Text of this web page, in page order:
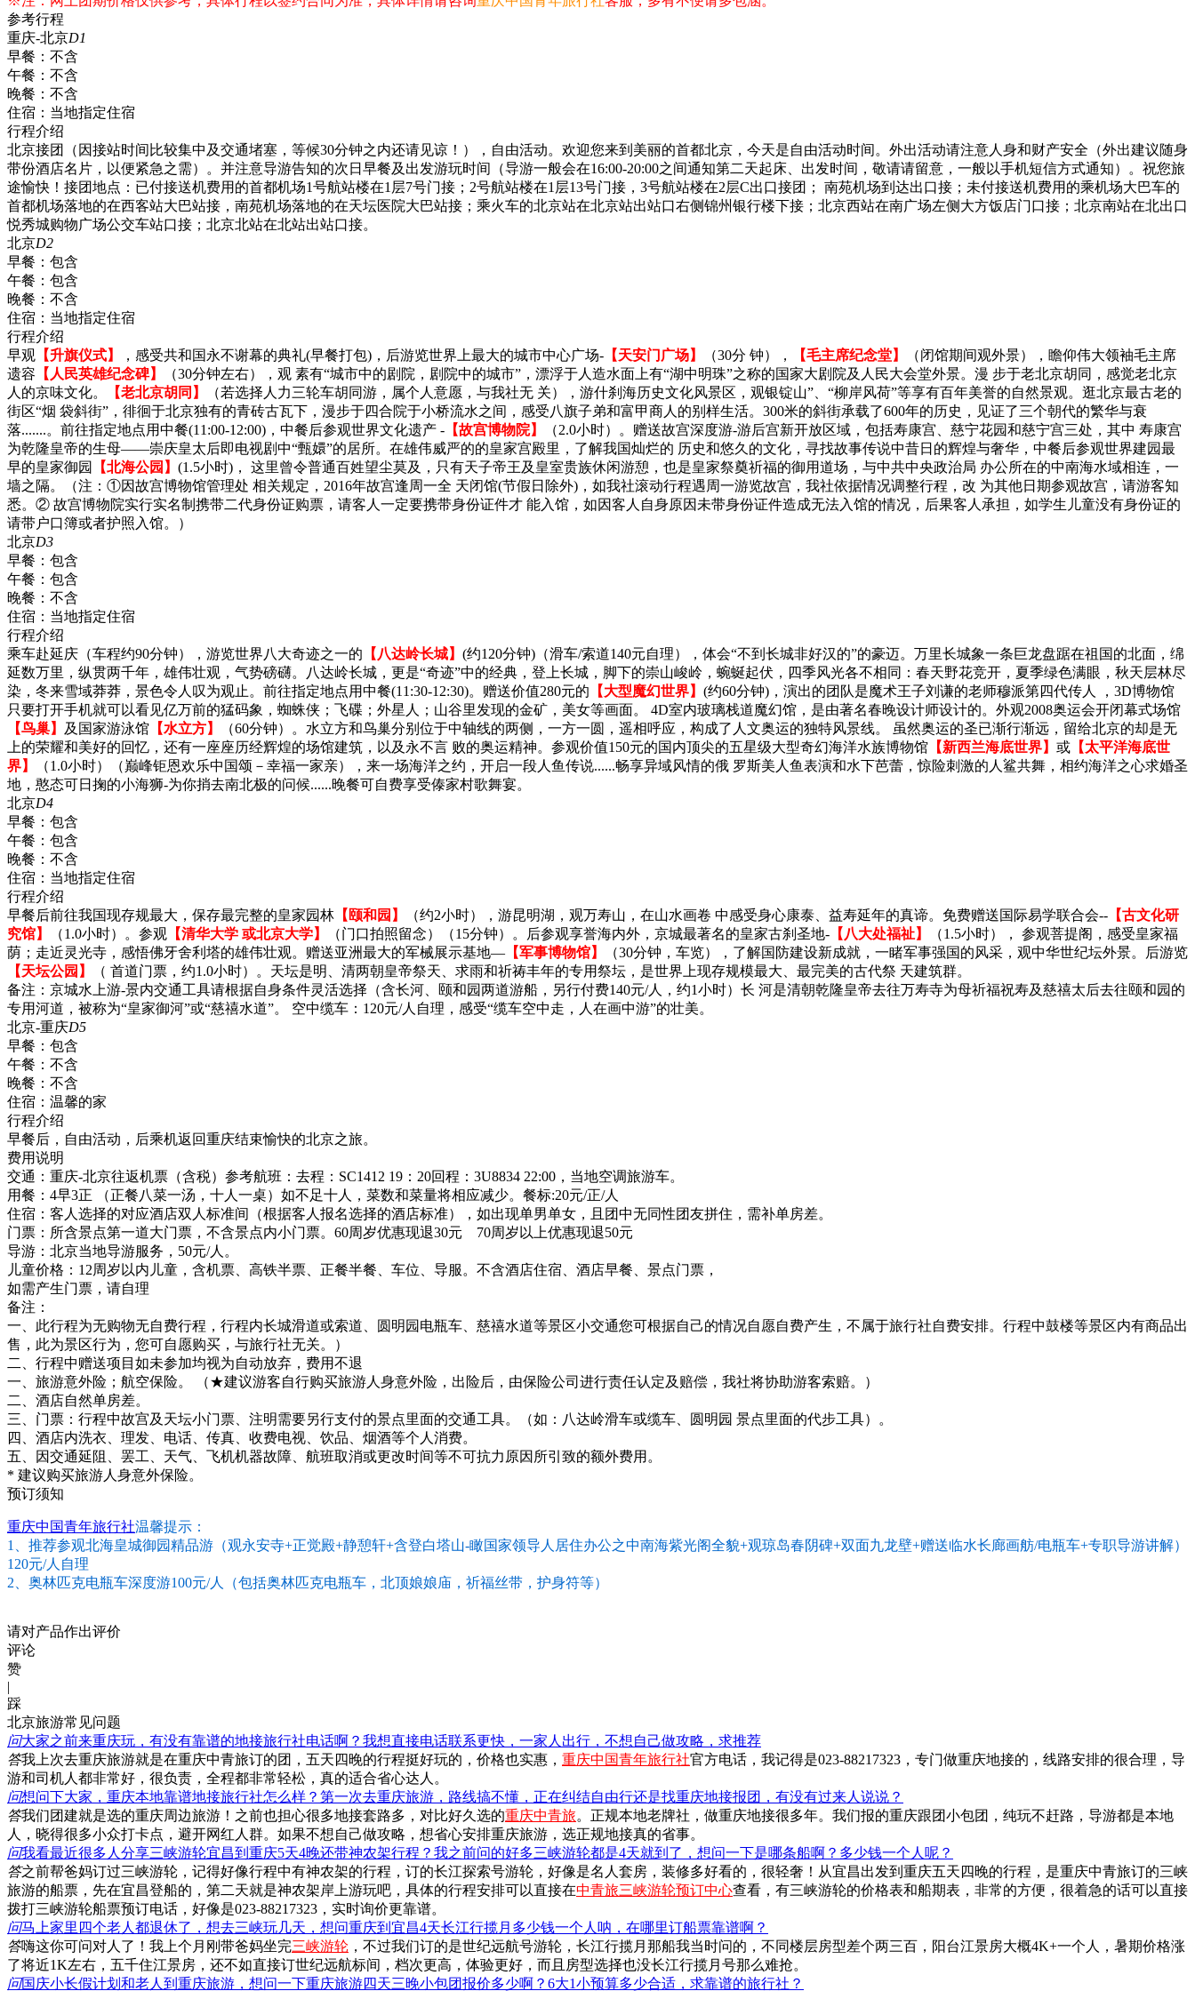
参考行程
重庆-北京D1
早餐： 不含
午餐： 不含
晚餐： 不含
住宿： 当地指定住宿
行程介绍
北京接团（因接站时间比较集中及交通堵塞，等候30分钟之内还请见谅！），自由活动。欢迎您来到美丽的首都北京，今天是自由活动时间。外出活动请注意人身和财产安全（外出建议随身
带份酒店名片，以便紧急之需）。并注意导游告知的次日早餐及出发游玩时间（导游一般会在16:00-20:00之间通知第二天起床、出发时间，敬请请留意，一般以手机短信方式通知）。祝您旅
途愉快！接团地点：已付接送机费用的首都机场1号航站楼在1层7号门接；2号航站楼在1层13号门接，3号航站楼在2层C出口接团； 南苑机场到达出口接；未付接送机费用的乘机场大巴车的
首都机场落地的在西客站大巴站接，南苑机场落地的在天坛医院大巴站接；乘火车的北京站在北京站出站口右侧锦州银行楼下接；北京西站在南广场左侧大方饭店门口接；北京南站在北出口
悦秀城购物广场公交车站口接；北京北站在北站出站口接。
北京D2
早餐： 包含
午餐： 包含
晚餐： 不含
住宿： 当地指定住宿
行程介绍
早观 【升旗仪式】 ，感受共和国永不谢幕的典礼(早餐打包)，后游览世界上最大的城市中心广场- 【天安门广场】 （30分 钟）， 【毛主席纪念堂】
（闭馆期间观外景），瞻仰伟大领袖毛主席
遗容 【人民英雄纪念碑】
（30分钟左右），观 素有“城市中的剧院，剧院中的城市”，漂浮于人造水面上有“湖中明珠”之称的国家大剧院及人民大会堂外景。漫 步于老北京胡同，感觉老北京
人的京味文化。
【老北京胡同】
（若选择人力三轮车胡同游，属个人意愿，与我社无 关），游什刹海历史文化风景区，观银锭山”、“柳岸风荷”等享有百年美誉的自然景观。逛北京最古老的
街区“烟 袋斜街”，徘徊于北京独有的青砖古瓦下，漫步于四合院于小桥流水之间，感受八旗子弟和富甲商人的别样生活。300米的斜街承载了600年的历史，见证了三个朝代的繁华与衰
落.......。前往指定地点用中餐(11:00-12:00)，中餐后参观世界文化遗产 - 【故宫博物院】
（2.0小时）。赠送故宫深度游-游后宫新开放区域，包括寿康宫、慈宁花园和慈宁宫三处，其中 寿康宫
为乾隆皇帝的生母——崇庆皇太后即电视剧中“甄嬛”的居所。在雄伟威严的的皇家宫殿里，了解我国灿烂的 历史和悠久的文化，寻找故事传说中昔日的辉煌与奢华，中餐后参观世界建园最
早的皇家御园
【北海公园】 (1.5小时)， 这里曾令普通百姓望尘莫及，只有天子帝王及皇室贵族休闲游憩，也是皇家祭奠祈福的御用道场，与中共中央政治局 办公所在的中南海水域相连，一
墙之隔。（注：①因故宫博物馆管理处 相关规定，2016年故宫逢周一全 天闭馆(节假日除外)，如我社滚动行程遇周一游览故宫，我社依据情况调整行程，改 为其他日期参观故宫，请游客知
悉。② 故宫博物院实行实名制携带二代身份证购票，请客人一定要携带身份证件才 能入馆，如因客人自身原因未带身份证件造成无法入馆的情况，后果客人承担，如学生儿童没有身份证的
请带户口簿或者护照入馆。）
北京D3
早餐： 包含
午餐： 包含
晚餐： 不含
住宿： 当地指定住宿
行程介绍
乘车赴延庆（车程约90分钟），游览世界八大奇迹之一的 【八达岭长城】 (约120分钟)（滑车/索道140元自理），体会“不到长城非好汉的”的豪迈。万里长城象一条巨龙盘踞在祖国的北面，绵
延数万里，纵贯两千年，雄伟壮观，气势磅礴。八达岭长城，更是“奇迹”中的经典，登上长城，脚下的崇山峻岭，蜿蜒起伏，四季风光各不相同：春天野花竞开，夏季绿色满眼，秋天层林尽
染，冬来雪域莽莽，景色令人叹为观止。前往指定地点用中餐(11:30-12:30)。赠送价值280元的 【大型魔幻世界】 (约60分钟)，演出的团队是魔术王子刘谦的老师穆派第四代传人 ，3D博物馆
只要打开手机就可以看见亿万前的猛码象，蜘蛛侠；飞碟；外星人；山谷里发现的金矿，美女等画面。 4D室内玻璃栈道魔幻馆，是由著名春晚设计师设计的。外观2008奥运会开闭幕式场馆
【鸟巢】
及国家游泳馆 【水立方】
（60分钟）。水立方和鸟巢分别位于中轴线的两侧，一方一圆，遥相呼应，构成了人文奥运的独特风景线。 虽然奥运的圣已渐行渐远，留给北京的却是无
上的荣耀和美好的回忆，还有一座座历经辉煌的场馆建筑，以及永不言 败的奥运精神。参观价值150元的国内顶尖的五星级大型奇幻海洋水族博物馆 【新西兰海底世界】 或 【太平洋海底世
界】
（1.0小时）（巅峰钜恩欢乐中国颂－幸福一家亲），来一场海洋之约，开启一段人鱼传说......畅享异域风情的俄 罗斯美人鱼表演和水下芭蕾，惊险刺激的人鲨共舞，相约海洋之心求婚圣
地，憨态可日掬的小海狮-为你捎去南北极的问候......晚餐可自费享受傣家村歌舞宴。
北京D4
早餐： 包含
午餐： 包含
晚餐： 不含
住宿： 当地指定住宿
行程介绍
早餐后前往我国现存规最大，保存最完整的皇家园林 【颐和园】 （约2小时），游昆明湖，观万寿山，在山水画卷 中感受身心康泰、益寿延年的真谛。免费赠送国际易学联合会-- 【古文化研
究馆】
（1.0小时）。参观 【清华大学 或北京大学】 （门口拍照留念）（15分钟）。后参观享誉海内外，京城最著名的皇家古刹圣地- 【八大处福祉】
（1.5小时）， 参观菩提阁，感受皇家福
荫；走近灵光寺，感悟佛牙舍利塔的雄伟壮观。赠送亚洲最大的军械展示基地— 【军事博物馆】
（30分钟，车览），了解国防建设新成就，一睹军事强国的风采，观中华世纪坛外景。后游览
【天坛公园】
（ 首道门票，约1.0小时）。天坛是明、清两朝皇帝祭天、求雨和祈祷丰年的专用祭坛，是世界上现存规模最大、最完美的古代祭 天建筑群。
备注：京城水上游-景内交通工具请根据自身条件灵活选择（含长河、颐和园两道游船，另行付费140元/人，约1小时）长 河是清朝乾隆皇帝去往万寿寺为母祈福祝寿及慈禧太后去往颐和园的
专用河道，被称为“皇家御河”或“慈禧水道”。 空中缆车：120元/人自理，感受“缆车空中走，人在画中游”的壮美。
北京-重庆D5
早餐： 包含
午餐： 不含
晚餐： 不含
住宿： 温馨的家
行程介绍
早餐后，自由活动，后乘机返回重庆结束愉快的北京之旅。
费用说明
交通：重庆-北京往返机票（含税）参考航班：去程：SC1412 19：20回程：3U8834 22:00，当地空调旅游车。
用餐：4早3正 （正餐八菜一汤，十人一桌）如不足十人，菜数和菜量将相应减少。餐标:20元/正/人
住宿：客人选择的对应酒店双人标准间（根据客人报名选择的酒店标准），如出现单男单女，且团中无同性团友拼住，需补单房差。
门票：所含景点第一道大门票，不含景点内小门票。60周岁优惠现退30元 70周岁以上优惠现退50元
导游：北京当地导游服务，50元/人。
儿童价格：12周岁以内儿童，含机票、高铁半票、正餐半餐、车位、导服。不含酒店住宿、酒店早餐、景点门票，
如需产生门票，请自理
备注：
一、此行程为无购物无自费行程，行程内长城滑道或索道、圆明园电瓶车、慈禧水道等景区小交通您可根据自己的情况自愿自费产生，不属于旅行社自费安排。行程中鼓楼等景区内有商品出
售，此为景区行为，您可自愿购买，与旅行社无关。）
二、行程中赠送项目如未参加均视为自动放弃，费用不退
一、旅游意外险；航空保险。 （★建议游客自行购买旅游人身意外险，出险后，由保险公司进行责任认定及赔偿，我社将协助游客索赔。）
二、酒店自然单房差。
三、门票：行程中故宫及天坛小门票、注明需要另行支付的景点里面的交通工具。（如：八达岭滑车或缆车、圆明园 景点里面的代步工具）。
四、酒店内洗衣、理发、电话、传真、收费电视、饮品、烟酒等个人消费。
五、因交通延阻、罢工、天气、飞机机器故障、航班取消或更改时间等不可抗力原因所引致的额外费用。
* 建议购买旅游人身意外保险。
预订须知
重庆中国青年旅行社温馨提示：
1、推荐参观北海皇城御园精品游（观永安寺+正觉殿+静憩轩+含登白塔山-瞰国家领导人居住办公之中南海紫光阁全貌+观琼岛春阴碑+双面九龙壁+赠送临水长廊画舫/电瓶车+专职导游讲解）
120元/人自理
2、奥林匹克电瓶车深度游100元/人（包括奥林匹克电瓶车，北顶娘娘庙，祈福丝带，护身符等）
请对产品作出评价
评论
赞
|
踩
北京旅游常见问题
问大家之前来重庆玩，有没有靠谱的地接旅行社电话啊？我想直接电话联系更快，一家人出行，不想自己做攻略，求推荐
答我上次去重庆旅游就是在重庆中青旅订的团，五天四晚的行程挺好玩的，价格也实惠， 重庆中国青年旅行社官方电话，我记得是023-88217323，专门做重庆地接的，线路安排的很合理，导
游和司机人都非常好，很负责，全程都非常轻松，真的适合省心达人。
问想问下大家，重庆本地靠谱地接旅行社怎么样？第一次去重庆旅游，路线搞不懂，正在纠结自由行还是找重庆地接报团，有没有过来人说说？
答我们团建就是选的重庆周边旅游！之前也担心很多地接套路多，对比好久选的重庆中青旅。正规本地老牌社，做重庆地接很多年。我们报的重庆跟团小包团，纯玩不赶路，导游都是本地
人，晓得很多小众打卡点，避开网红人群。如果不想自己做攻略，想省心安排重庆旅游，选正规地接真的省事。
问我看最近很多人分享三峡游轮宜昌到重庆5天4晚还带神农架行程？我之前问的好多三峡游轮都是4天就到了，想问一下是哪条船啊？多少钱一个人呢？
答之前帮爸妈订过三峡游轮，记得好像行程中有神农架的行程，订的长江探索号游轮，好像是名人套房，装修多好看的，很轻奢！从宜昌出发到重庆五天四晚的行程，是重庆中青旅订的三峡
旅游的船票，先在宜昌登船的，第二天就是神农架岸上游玩吧，具体的行程安排可以直接在中青旅三峡游轮预订中心查看，有三峡游轮的价格表和船期表，非常的方便，很着急的话可以直接
拨打三峡游轮船票预订电话，好像是023-88217323，实时询价更靠谱。
问马上家里四个老人都退休了，想去三峡玩几天，想问重庆到宜昌4天长江行揽月多少钱一个人呐，在哪里订船票靠谱啊？
答嗨这你可问对人了！我上个月刚带爸妈坐完三峡游轮 ，不过我们订的是世纪远航号游轮，长江行揽月那船我当时问的，不同楼层房型差个两三百，阳台江景房大概4K+一个人，暑期价格涨
了将近1K左右，五千住江景房，还不如直接订世纪远航标间，档次更高，体验更好，而且房型选择也没长江行揽月号那么难抢。
问国庆小长假计划和老人到重庆旅游，想问一下重庆旅游四天三晚小包团报价多少啊？6大1小预算多少合适，求靠谱的旅行社？